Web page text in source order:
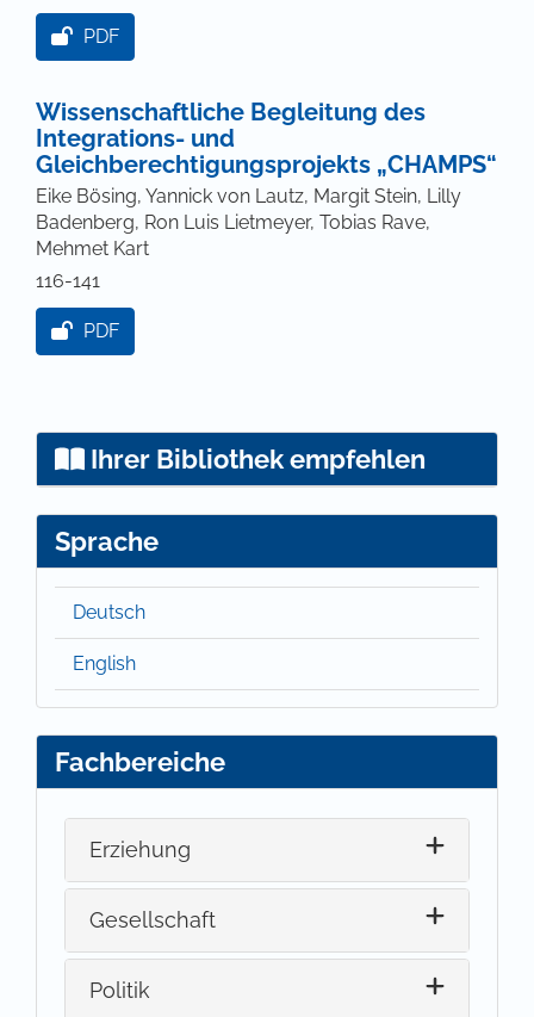
PDF
Wissenschaftliche Begleitung des
Integrations- und
Gleichberechtigungsprojekts „CHAMPS“
Eike Bösing, Yannick von Lautz, Margit Stein, Lilly
Badenberg, Ron Luis Lietmeyer, Tobias Rave,
Mehmet Kart
116-141
PDF
Ihrer Bibliothek empfehlen
Sprache
Deutsch
English
Fachbereiche
Erziehung
Gesellschaft
Politik